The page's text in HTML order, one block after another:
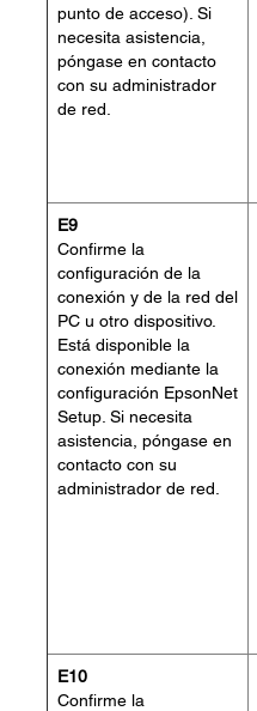
punto de acceso). Si
necesita asistencia,
póngase en contacto
con su administrador
de red.
E9
Confirme la
configuración de la
conexión y de la red del
PC u otro dispositivo.
Está disponible la
conexión mediante la
configuración EpsonNet
Setup. Si necesita
asistencia, póngase en
contacto con su
administrador de red.
E10
Confirme la